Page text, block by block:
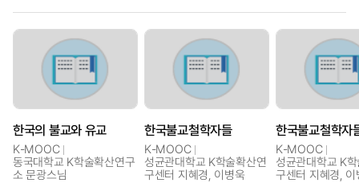
한국의 불교와 유교
K-MOOC
동국대학교 K학술확산연구
소 문광스님
한국불교철학자들
K-MOOC
성균관대학교 K학술확산연
구센터 지혜경, 이병욱
한국불교철학자
K-MOOC
성균관대학교 K
구센터 지혜경, 이